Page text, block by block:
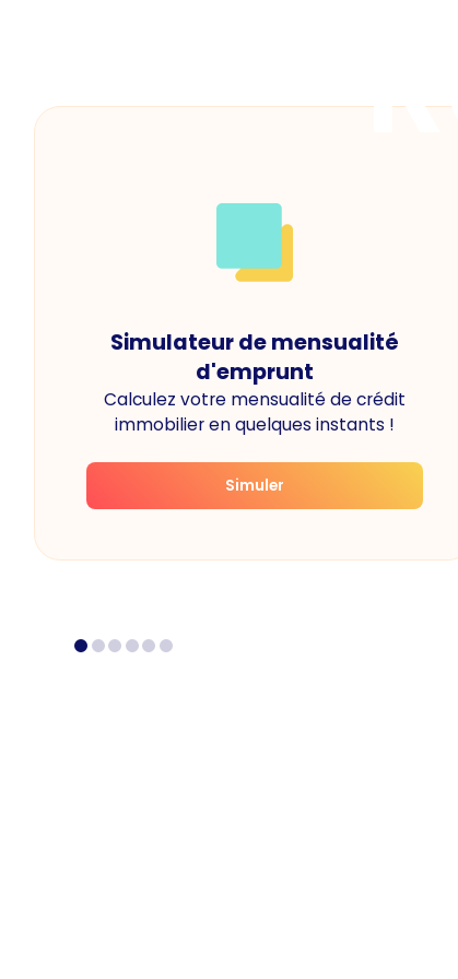
Simulateur de mensualité
d'emprunt
Calculez votre mensualité de crédit
immobilier en quelques instants !
Simuler